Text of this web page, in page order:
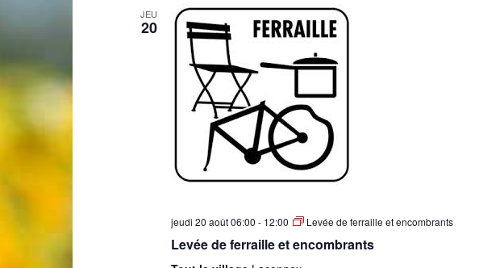
Laconnex
JEU
20
jeudi 20 août 06:00 - 12:00 Levée de ferraille et encombrants
Levée de ferraille et encombrants